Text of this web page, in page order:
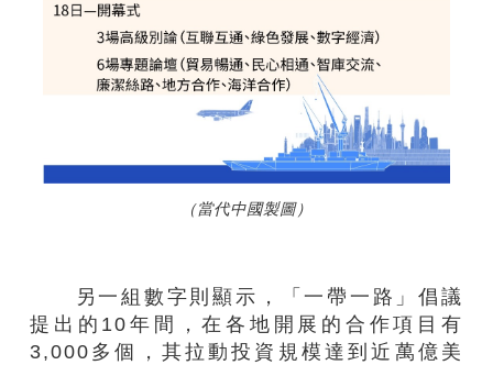
（當代中國製圖）
另一組數字則顯示，「一帶一路」倡議
提出的10年間，在各地開展的合作項目有
3,000多個，其拉動投資規模達到近萬億美